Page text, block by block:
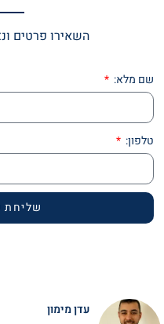
השאירו פרטים
שם מלא:
טלפון:
שליחת
עדן מימון